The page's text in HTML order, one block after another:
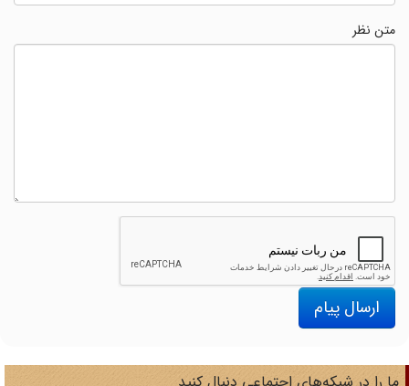
متن نظر
ارسال پیام